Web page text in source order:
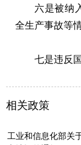
六是被纳
全生产事故等情
七是违反
相关政策
工业和信息化部关